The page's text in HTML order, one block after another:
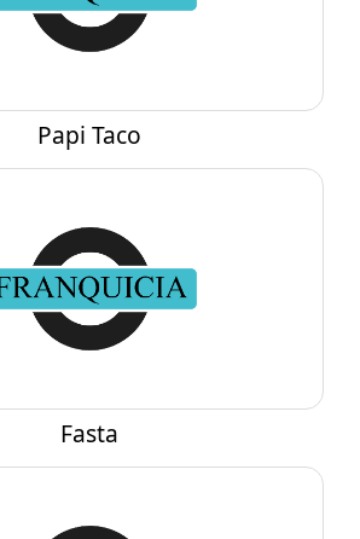
Papi Taco
Fasta